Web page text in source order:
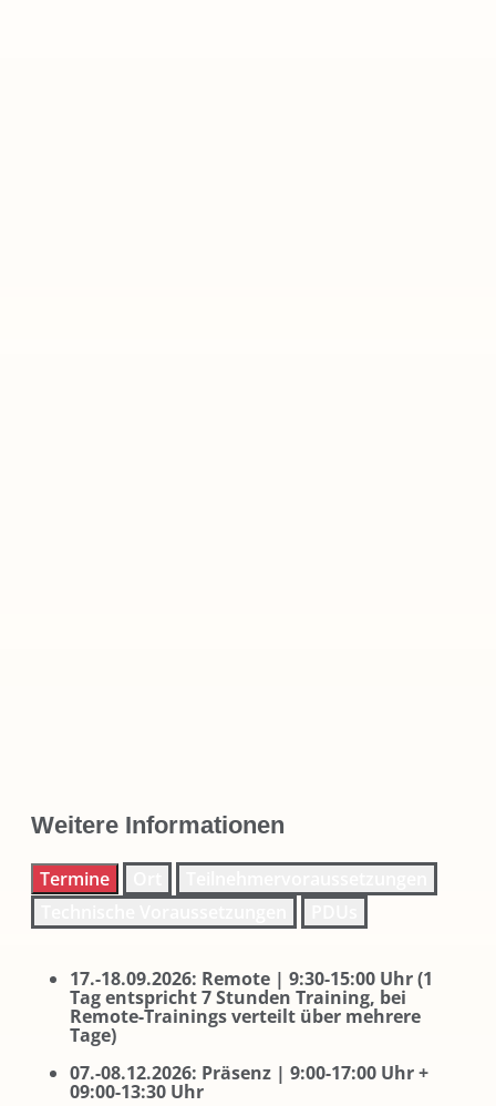
Weitere Informationen
Termine
17.-18.09.2026: Remote | 9:30-15:00 Uhr (1
Tag entspricht 7 Stunden Training, bei
Remote-Trainings verteilt über mehrere
Tage)
07.-08.12.2026: Präsenz | 9:00-17:00 Uhr +
09:00-13:30 Uhr